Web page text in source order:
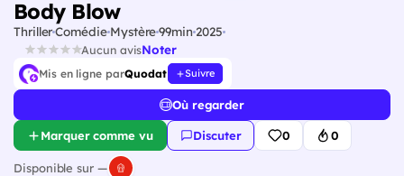
Body Blow
ThrillerComédieMystère99min 2025
Aucun avisNoter
Mis en ligne parQuodat Suivre
Où regarder
Marquer comme vu Discuter 0 0
Disponible sur —